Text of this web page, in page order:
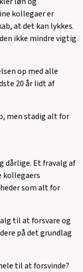
kollegaer er
at det kan lykkes.
ikke mindre vigtig
op med alle
20 år lidt af
men stadig alt for
dårlige. Et fravalg af
kollegaers
som alt for
til at forsvare og
på det grundlag
til at forsvinde?